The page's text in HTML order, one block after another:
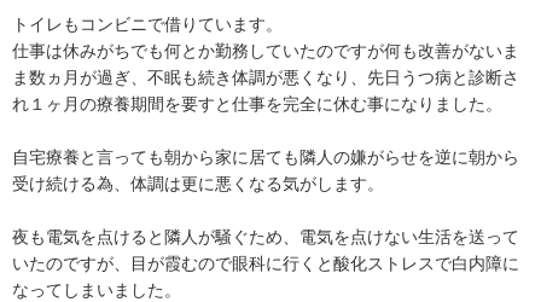
トイレもコンビニで借りています。
仕事は休みがちでも何とか勤務していたのですが何も改善がないま
ま数ヵ月が過ぎ、不眠も続き体調が悪くなり、先日うつ病と診断さ
れ１ヶ月の療養期間を要すと仕事を完全に休む事になりました。
自宅療養と言っても朝から家に居ても隣人の嫌がらせを逆に朝から
受け続ける為、体調は更に悪くなる気がします。
夜も電気を点けると隣人が騒ぐため、電気を点けない生活を送って
いたのですが、目が霞むので眼科に行くと酸化ストレスで白内障に
なってしまいました。